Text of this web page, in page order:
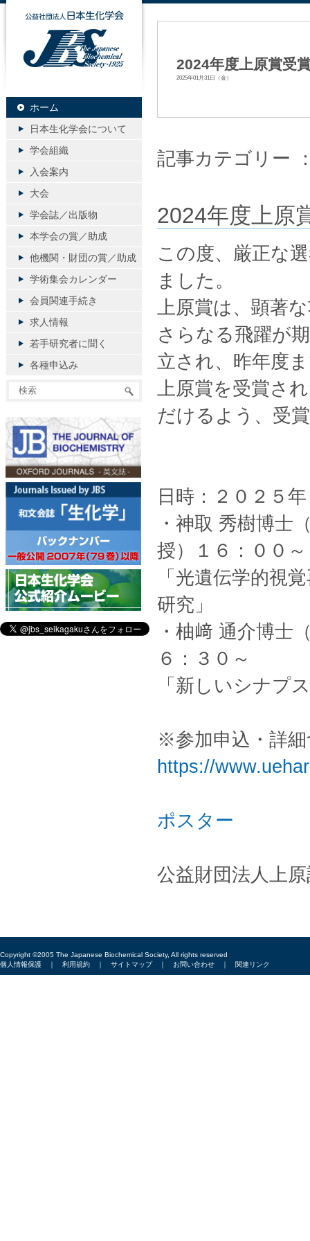
2024年度上原賞受
2025年01月31日（金）
記事カテゴリー
2024年度上原
この度、厳正な
ました。
上原賞は、顕著
さらなる飛躍が
立され、昨年度
上原賞を受賞さ
だけるよう、受
日時：２０２５
・神取 秀樹博士
授）１６：００～
「光遺伝学的視
研究」
・柚﨑 通介博
６：３０～
「新しいシナプ
※参加申込・詳
https://
ポスター
公益財団法人上
公益社団法人日本生化学会
ホーム
日本生化学会について
学会組織
入会案内
大会
学会誌／出版物
本学会の賞／助成
他機関・財団の賞／助成
学術集会カレンダー
会員関連手続き
求人情報
若手研究者に聞く
各種申込み
Copyright ©2005 The Japanese Biochemical Society, All rights reserved
個人情報保護 ｜ 利用規約 ｜ サイトマップ｜ お問い合わせ ｜ 関連リンク